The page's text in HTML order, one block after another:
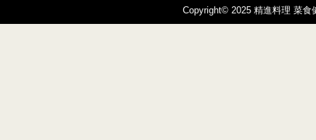
Copyright© 2025 精進料理 菜